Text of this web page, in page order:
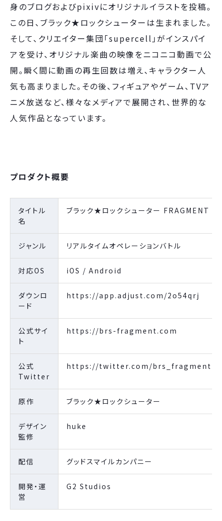
身のブログおよびpixivにオリジナルイラストを投稿。
この日、ブラック★ロックシューターは生まれました。
そして、クリエイター集団「supercell」がインスパイ
アを受け、オリジナル楽曲の映像をニコニコ動画で公
開。瞬く間に動画の再生回数は増え、キャラクター人
気も高まりました。その後、フィギュアやゲーム、TVア
ニメ放送など、様々なメディアで展開され、世界的な
人気作品となっています。
プロダクト概要
タイトル
名
ブラック★ロックシューター FRAGMENT
ジャンル リアルタイムオペレーションバトル
対応OS iOS / Android
ダウンロ
ード
https://app.adjust.com/2o54qrj
公式サイ
ト
https://brs-fragment.com
公式
Twitter
https://twitter.com/brs_fragment
原作 ブラック★ロックシューター
デザイン
監修
huke
配信 グッドスマイルカンパニー
開発・運
営
G2 Studios